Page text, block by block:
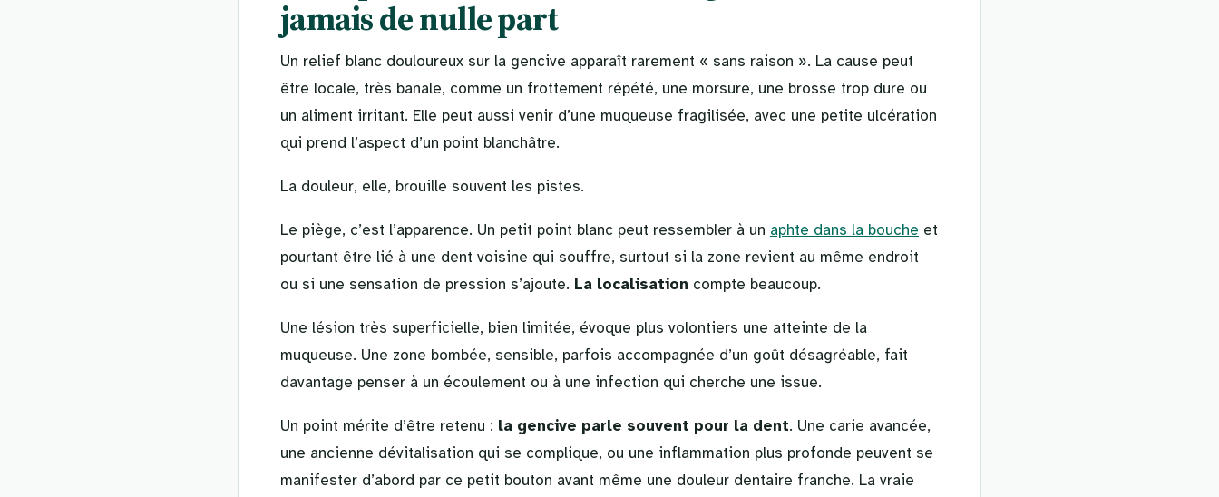
jamais de nulle part
Un relief blanc douloureux sur la gencive apparaît rarement « sans raison ». La cause peut
être locale, très banale, comme un frottement répété, une morsure, une brosse trop dure ou
un aliment irritant. Elle peut aussi venir d’une muqueuse fragilisée, avec une petite ulcération
qui prend l’aspect d’un point blanchâtre.
La douleur, elle, brouille souvent les pistes.
Le piège, c’est l’apparence. Un petit point blanc peut ressembler à un aphte dans la bouche et
pourtant être lié à une dent voisine qui souffre, surtout si la zone revient au même endroit
ou si une sensation de pression s’ajoute. La localisation compte beaucoup.
Une lésion très superficielle, bien limitée, évoque plus volontiers une atteinte de la
muqueuse. Une zone bombée, sensible, parfois accompagnée d’un goût désagréable, fait
davantage penser à un écoulement ou à une infection qui cherche une issue.
Un point mérite d’être retenu : la gencive parle souvent pour la dent. Une carie avancée,
une ancienne dévitalisation qui se complique, ou une inflammation plus profonde peuvent se
manifester d’abord par ce petit bouton avant même une douleur dentaire franche. La vraie